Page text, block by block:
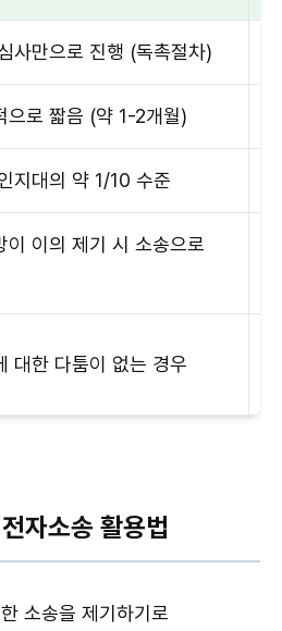
사만으로 진행 (독촉절차)
으로 짧음 (약 1-2개월)
지대의 약 1/10 수준
이 이의 제기 시 소송으로
대한 다툼이 없는 경우
자소송 활용법
소송을 제기하기로